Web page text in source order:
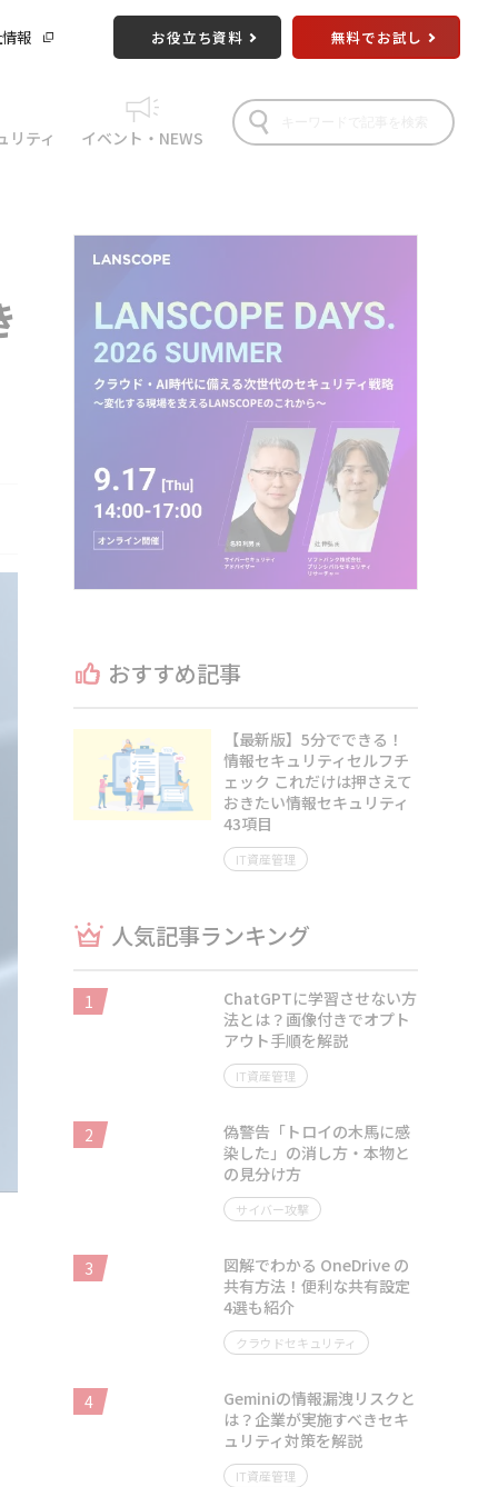
報 お役立ち資料 無料でお試し
リティ イベント・NEWS
おすすめ記事
【最新版】5分でできる！
情報セキュリティセルフチ
ェック これだけは押さえて
おきたい情報セキュリティ
43項目
IT資産管理
人気記事ランキング
1
ChatGPTに学習させない方
法とは？画像付きでオプト
アウト手順を解説
IT資産管理
2
偽警告「トロイの木馬に感
染した」の消し方・本物と
の見分け方
サイバー攻撃
3
図解でわかる OneDrive の
共有方法！便利な共有設定
4選も紹介
クラウドセキュリティ
4
Geminiの情報漏洩リスクと
は？企業が実施すべきセキ
ュリティ対策を解説
IT資産管理